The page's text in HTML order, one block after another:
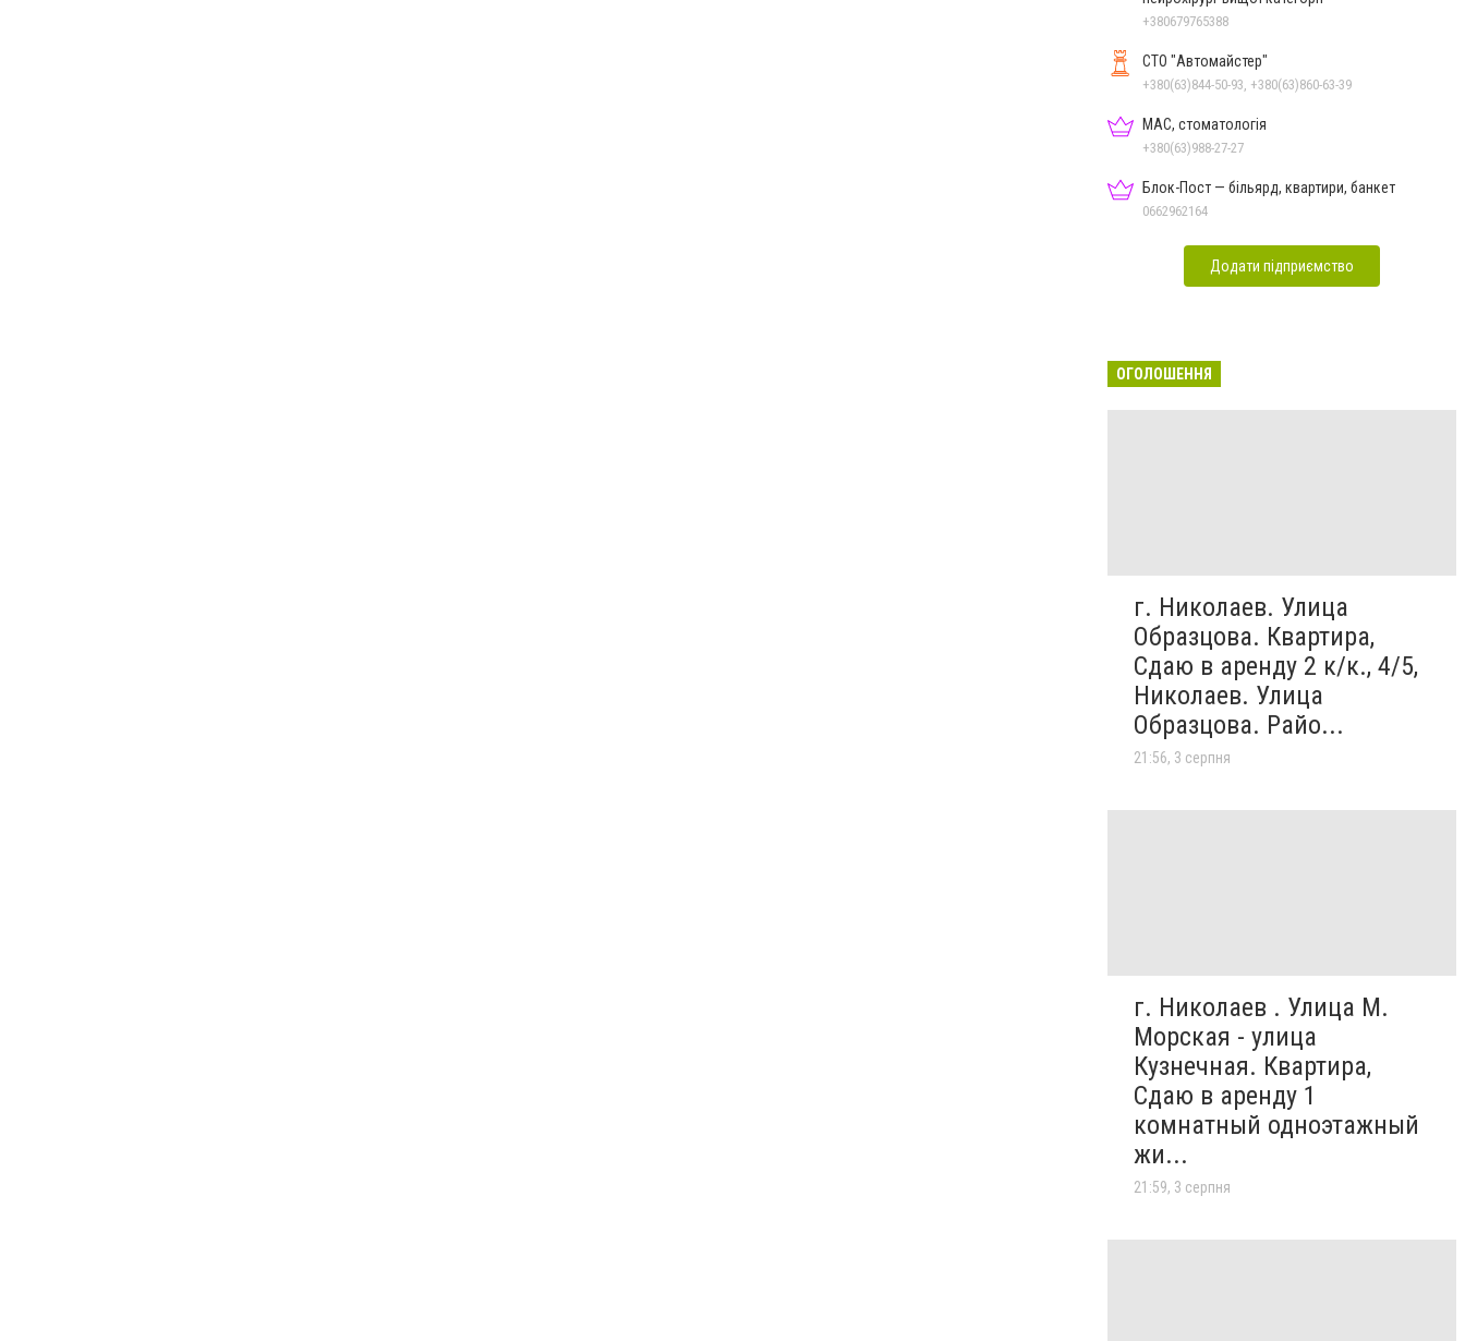
+380679765388
СТО "Автомайстер"
+380(63)844-50-93, +380(63)860-63-39
МАС, стоматологія
+380(63)988-27-27
Блок-Пост — більярд, квартири, банкет
0662962164
Додати підприємство
ОГОЛОШЕННЯ
г. Николаев. Улица
Образцова. Квартира,
Сдаю в аренду 2 к/к., 4/5,
Николаев. Улица
Образцова. Райо...
21:56, 3 серпня
г. Николаев . Улица М.
Морская - улица
Кузнечная. Квартира,
Сдаю в аренду 1
комнатный одноэтажный
жи...
21:59, 3 серпня